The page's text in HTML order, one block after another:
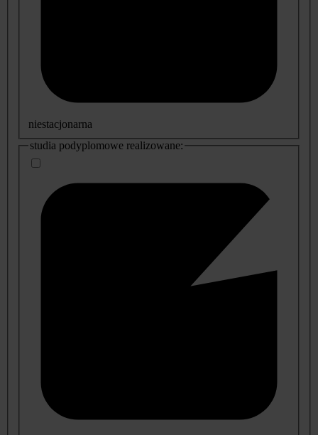
niestacjonarna
studia podyplomowe realizowane: